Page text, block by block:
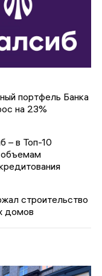
портфель Банка
на 23%
– в Топ-10
объемам
строительство
домов